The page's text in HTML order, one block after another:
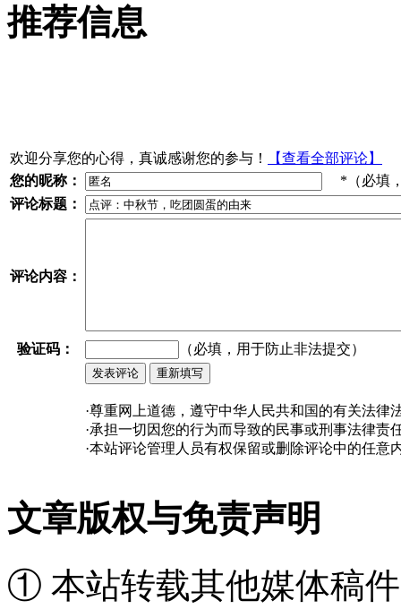
推荐信息
欢迎分享您的心得，真诚感谢您的参与！
【查看全部评论】
您的昵称：
*（必填
评论标题：
评论内容：
验证码： （必填，用于防止非法提交）
·尊重网上道德，遵守中华人民共和国的有关法律
·承担一切因您的行为而导致的民事或刑事法律责
·本站评论管理人员有权保留或删除评论中的任意
文章版权与免责声明
① 本站转载其他媒体稿